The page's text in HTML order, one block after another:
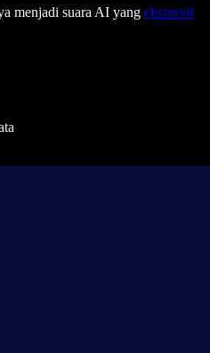
menjadi suara AI yang ekspresif